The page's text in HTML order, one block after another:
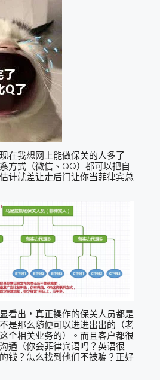
在我想网上能做保关的人多了
方式（微信、QQ）都可以把自
计就差让走后门让你当菲律宾总
看出，真正操作的保关人员都是
是那么随便可以进进出出的（老
个相关业务的）。而且客户都很
通（你会菲律宾语吗？英语很
钱？怎么找到他们不被骗？正好